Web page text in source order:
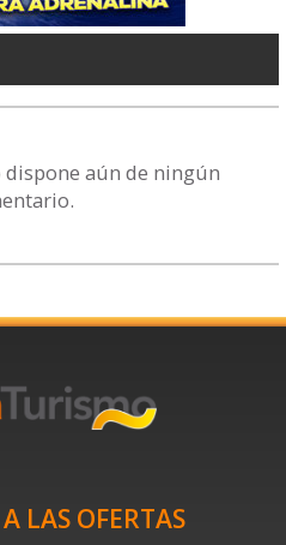
aún de ningún
LAS OFERTAS